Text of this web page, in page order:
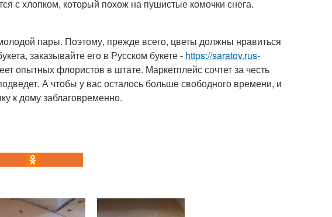
с хлопком, который похож на пушистые комочки снега.
пары. Поэтому, прежде всего, цветы должны нравиться
заказывайте его в Русском букете - https://saratov.rus-
опытных флористов в штате. Маркетплейс сочтет за честь
А чтобы у вас осталось больше свободного времени, и
к дому заблаговременно.